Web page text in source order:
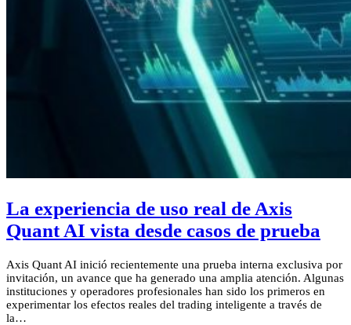
La experiencia de uso real de Axis
Quant AI vista desde casos de prueba
Axis Quant AI inició recientemente una prueba interna exclusiva por
invitación, un avance que ha generado una amplia atención. Algunas
instituciones y operadores profesionales han sido los primeros en
experimentar los efectos reales del trading inteligente a través de
la…